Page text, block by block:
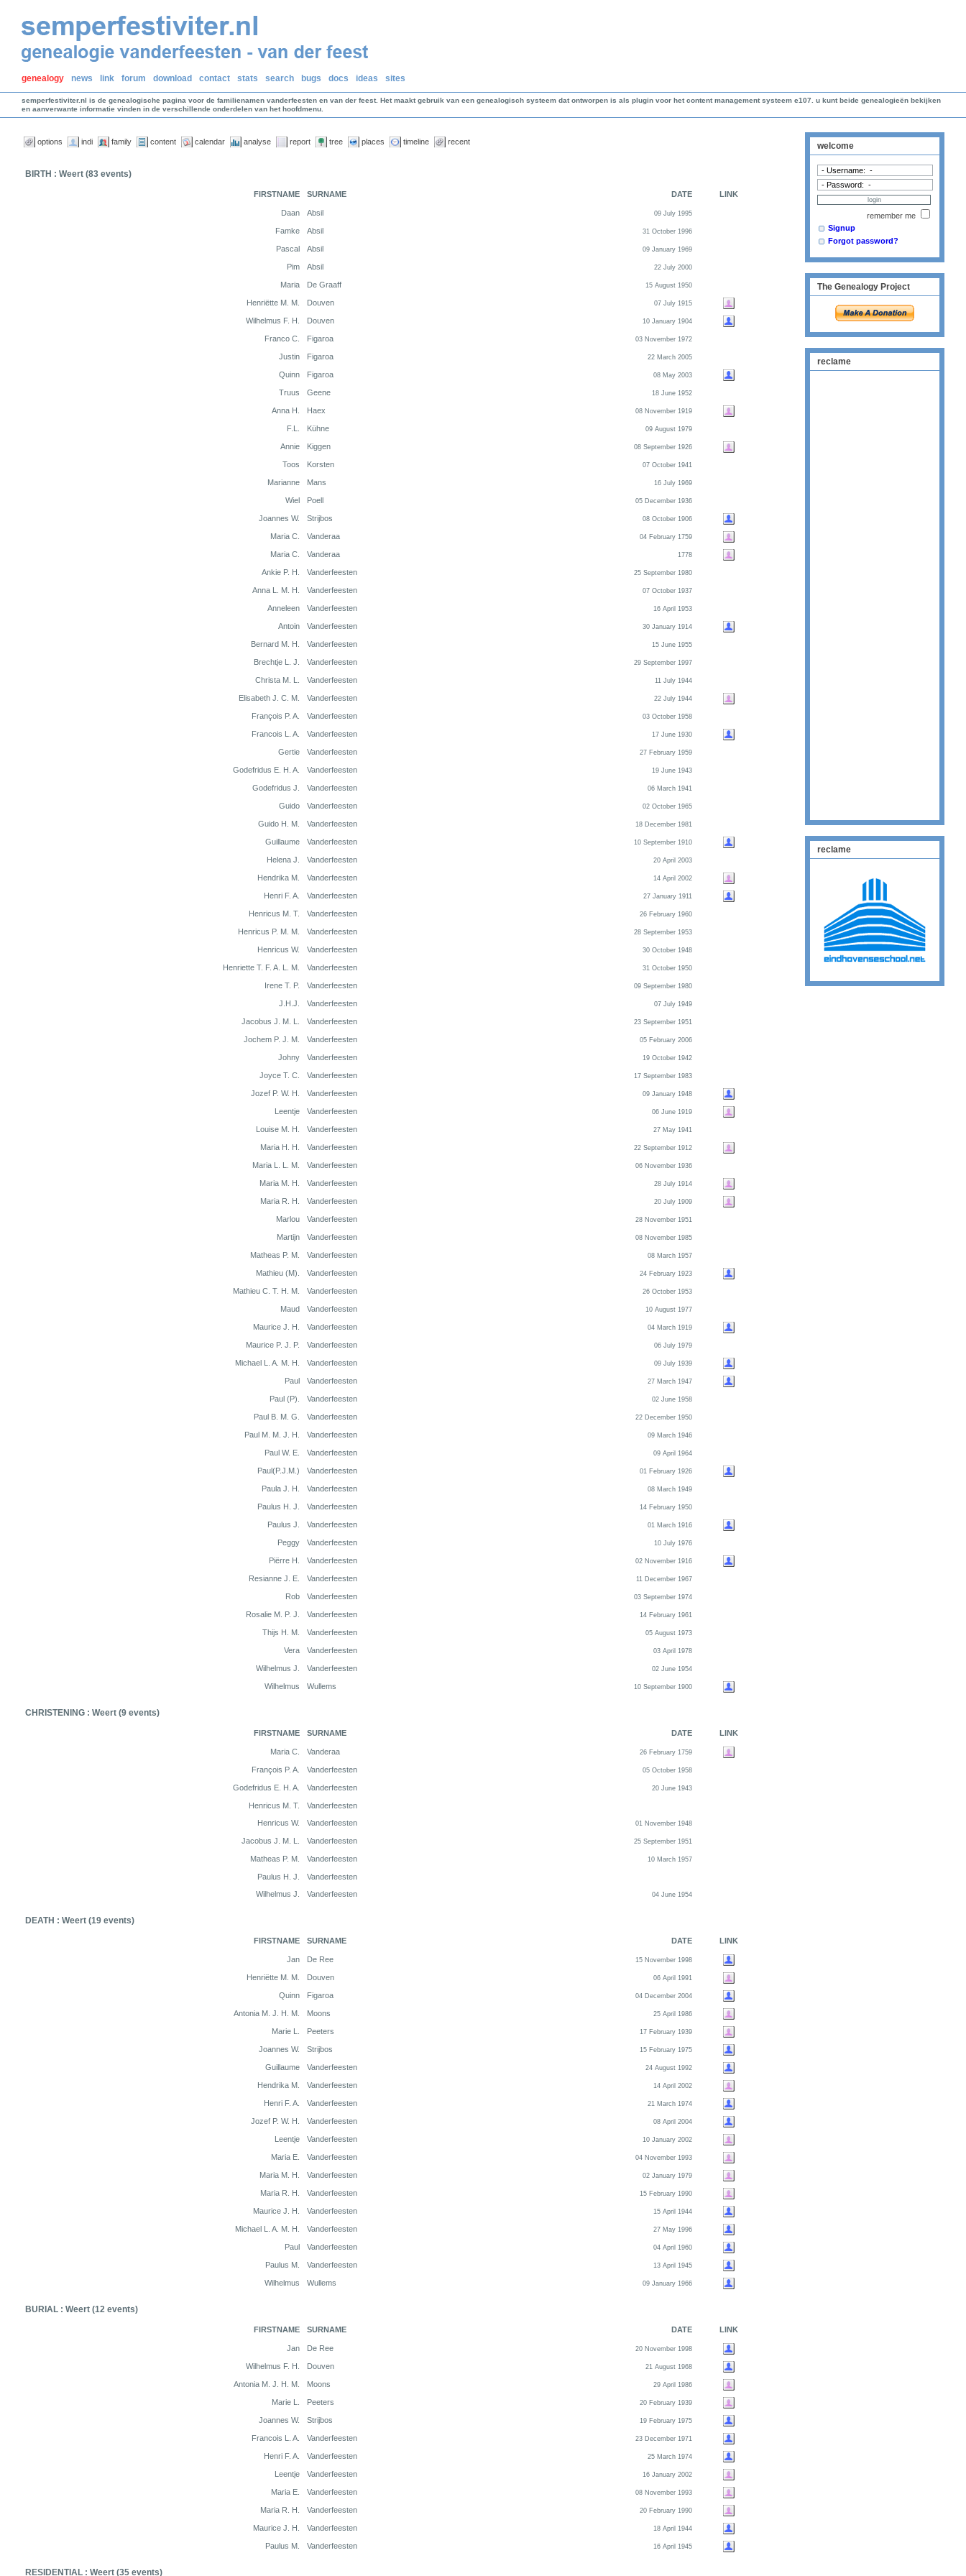
genealogy news link forum download contact stats search bugs docs ideas sites
semperfestiviter.nl is de genealogische pagina voor de familienamen vanderfeesten en van der feest. Het maakt gebruik van een genealogisch systeem dat ontworpen is als plugin voor het content management systeem e107. u kunt beide genealogieën bekijken
en aanverwante informatie vinden in de verschillende onderdelen van het hoofdmenu.
options indi family content calendar analyse report tree places timeline recent
BIRTH : Weert (83 events)
FIRSTNAME SURNAME DATE LINK
Daan Absil 09 July 1995
Famke Absil 31 October 1996
Pascal Absil 09 January 1969
Pim Absil 22 July 2000
Maria De Graaff 15 August 1950
Henriëtte M. M. Douven 07 July 1915
Wilhelmus F. H. Douven 10 January 1904
Franco C. Figaroa 03 November 1972
Justin Figaroa 22 March 2005
Quinn Figaroa 08 May 2003
Truus Geene 18 June 1952
Anna H. Haex 08 November 1919
F.L. Kühne 09 August 1979
Annie Kiggen 08 September 1926
Toos Korsten 07 October 1941
Marianne Mans 16 July 1969
Wiel Poell 05 December 1936
Joannes W. Strijbos 08 October 1906
Maria C. Vanderaa 04 February 1759
Maria C. Vanderaa 1778
Ankie P. H. Vanderfeesten 25 September 1980
Anna L. M. H. Vanderfeesten 07 October 1937
Anneleen Vanderfeesten 16 April 1953
Antoin Vanderfeesten 30 January 1914
Bernard M. H. Vanderfeesten 15 June 1955
Brechtje L. J. Vanderfeesten 29 September 1997
Christa M. L. Vanderfeesten 11 July 1944
Elisabeth J. C. M. Vanderfeesten 22 July 1944
François P. A. Vanderfeesten 03 October 1958
Francois L. A. Vanderfeesten 17 June 1930
Gertie Vanderfeesten 27 February 1959
Godefridus E. H. A. Vanderfeesten 19 June 1943
Godefridus J. Vanderfeesten 06 March 1941
Guido Vanderfeesten 02 October 1965
Guido H. M. Vanderfeesten 18 December 1981
Guillaume Vanderfeesten 10 September 1910
Helena J. Vanderfeesten 20 April 2003
Hendrika M. Vanderfeesten 14 April 2002
Henri F. A. Vanderfeesten 27 January 1911
Henricus M. T. Vanderfeesten 26 February 1960
Henricus P. M. M. Vanderfeesten 28 September 1953
Henricus W. Vanderfeesten 30 October 1948
Henriette T. F. A. L. M. Vanderfeesten 31 October 1950
Irene T. P. Vanderfeesten 09 September 1980
J.H.J. Vanderfeesten 07 July 1949
Jacobus J. M. L. Vanderfeesten 23 September 1951
Jochem P. J. M. Vanderfeesten 05 February 2006
Johny Vanderfeesten 19 October 1942
Joyce T. C. Vanderfeesten 17 September 1983
Jozef P. W. H. Vanderfeesten 09 January 1948
Leentje Vanderfeesten 06 June 1919
Louise M. H. Vanderfeesten 27 May 1941
Maria H. H. Vanderfeesten 22 September 1912
Maria L. L. M. Vanderfeesten 06 November 1936
Maria M. H. Vanderfeesten 28 July 1914
Maria R. H. Vanderfeesten 20 July 1909
Marlou Vanderfeesten 28 November 1951
Martijn Vanderfeesten 08 November 1985
Matheas P. M. Vanderfeesten 08 March 1957
Mathieu (M). Vanderfeesten 24 February 1923
Mathieu C. T. H. M. Vanderfeesten 26 October 1953
Maud Vanderfeesten 10 August 1977
Maurice J. H. Vanderfeesten 04 March 1919
Maurice P. J. P. Vanderfeesten 06 July 1979
Michael L. A. M. H. Vanderfeesten 09 July 1939
Paul Vanderfeesten 27 March 1947
Paul (P). Vanderfeesten 02 June 1958
Paul B. M. G. Vanderfeesten 22 December 1950
Paul M. M. J. H. Vanderfeesten 09 March 1946
Paul W. E. Vanderfeesten 09 April 1964
Paul(P.J.M.) Vanderfeesten 01 February 1926
Paula J. H. Vanderfeesten 08 March 1949
Paulus H. J. Vanderfeesten 14 February 1950
Paulus J. Vanderfeesten 01 March 1916
Peggy Vanderfeesten 10 July 1976
Piërre H. Vanderfeesten 02 November 1916
Resianne J. E. Vanderfeesten 11 December 1967
Rob Vanderfeesten 03 September 1974
Rosalie M. P. J. Vanderfeesten 14 February 1961
Thijs H. M. Vanderfeesten 05 August 1973
Vera Vanderfeesten 03 April 1978
Wilhelmus J. Vanderfeesten 02 June 1954
Wilhelmus Wullems 10 September 1900
CHRISTENING : Weert (9 events)
FIRSTNAME SURNAME DATE LINK
Maria C. Vanderaa 26 February 1759
François P. A. Vanderfeesten 05 October 1958
Godefridus E. H. A. Vanderfeesten 20 June 1943
Henricus M. T.
Vanderfeesten
Henricus W.
Vanderfeesten 01 November 1948
Jacobus J. M. L. Vanderfeesten 25 September 1951
Matheas P. M. Vanderfeesten 10 March 1957
Paulus H. J.
Vanderfeesten
Wilhelmus J.
Vanderfeesten 04 June 1954
DEATH : Weert (19 events)
FIRSTNAME SURNAME DATE LINK
Jan De Ree 15 November 1998
Henriëtte M. M. Douven 06 April 1991
Quinn Figaroa 04 December 2004
Antonia M. J. H. M. Moons 25 April 1986
Marie L. Peeters 17 February 1939
Joannes W. Strijbos 15 February 1975
Guillaume Vanderfeesten 24 August 1992
Hendrika M. Vanderfeesten 14 April 2002
Henri F. A. Vanderfeesten 21 March 1974
Jozef P. W. H. Vanderfeesten 08 April 2004
Leentje Vanderfeesten 10 January 2002
Maria E. Vanderfeesten 04 November 1993
Maria M. H. Vanderfeesten 02 January 1979
Maria R. H. Vanderfeesten 15 February 1990
Maurice J. H. Vanderfeesten 15 April 1944
Michael L. A. M. H. Vanderfeesten 27 May 1996
Paul Vanderfeesten 04 April 1960
Paulus M. Vanderfeesten 13 April 1945
Wilhelmus Wullems 09 January 1966
BURIAL : Weert (12 events)
FIRSTNAME SURNAME DATE LINK
Jan De Ree 20 November 1998
Wilhelmus F. H. Douven 21 August 1968
Antonia M. J. H. M. Moons 29 April 1986
Marie L. Peeters 20 February 1939
Joannes W. Strijbos 19 February 1975
Francois L. A. Vanderfeesten 23 December 1971
Henri F. A. Vanderfeesten 25 March 1974
Leentje Vanderfeesten 16 January 2002
Maria E. Vanderfeesten 08 November 1993
Maria R. H. Vanderfeesten 20 February 1990
Maurice J. H. Vanderfeesten 18 April 1944
Paulus M. Vanderfeesten 16 April 1945
RESIDENTIAL : Weert (35 events)
welcome
remember me
Signup
Forgot password?
The Genealogy Project
reclame
reclame